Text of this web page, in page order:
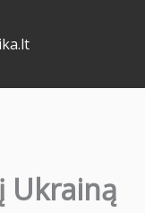
Ukrainą